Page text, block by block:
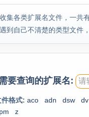
集各类扩展名文件，一共
到自己不清楚的类型文件
要查询的扩展名:
格式: aco adn dsw dv
z